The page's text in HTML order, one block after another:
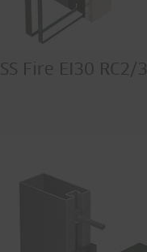
Fire EI30 RC2/3